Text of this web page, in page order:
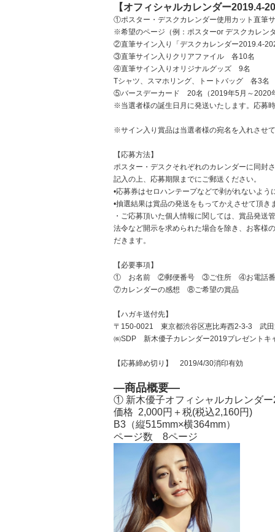
【オフィシャルカレンダー2019.4-
①ポスター・デスクカレンダー使用カット直筆
※希望のページ（例：ポスターor デスクカレ
②直筆サイン入り「デスクカレンダー2019.4-
③直筆サイン入りクリアファイル 各10名
④直筆サイン入りオリジナルグッズ 9名
Tシャツ、スマホリング、トートバッグ 各3名
⑤バースデーカード 20名（2019年5月～2020
※当選者様の誕生日月に発送いたします。応募
※サイン入り賞品は当選者様の宛名を入れさせ
【応募方法】
ポスター・デスクそれぞれのカレンダーに同封
記入の上、応募期限までにご郵送ください。
•応募券はセロハンテープなどで剥がれないよう
•抽選結果は賞品の発送をもってかえさせて頂き
・ご応募頂いた個人情報に関しては、賞品発
法令など開示を求められた場合を除き、お客様
だきます。
【必要事項】
① お名前 ②郵便番号 ③ご住所 ④お電話
⑦カレンダーの感想 ⑧ご希望の賞品
【ハガキ送付先】
〒150-0021 東京都渋谷区恵比寿西2-3-3 武田
㈱SDP 新木優子カレンダー2019プレゼントキ
【応募締め切り】 2019/4/30消印有効
―商品概要―
① 新木優子オフィシャルカレンダ
価格 2,000円＋税(税込2,160円)
B3（縦515mm×横364mm）
ページ数 8ページ